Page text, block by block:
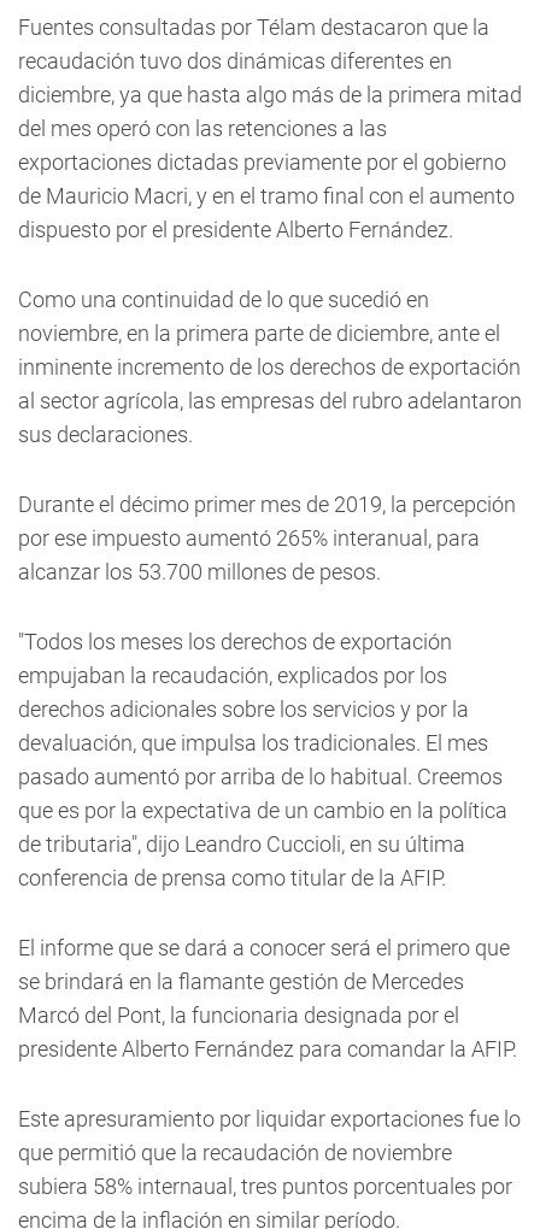
Fuentes consultadas por Télam destacaron que la
recaudación tuvo dos dinámicas diferentes en
diciembre, ya que hasta algo más de la primera mitad
del mes operó con las retenciones a las
exportaciones dictadas previamente por el gobierno
de Mauricio Macri, y en el tramo final con el aumento
dispuesto por el presidente Alberto Fernández.
Como una continuidad de lo que sucedió en
noviembre, en la primera parte de diciembre, ante el
inminente incremento de los derechos de exportación
al sector agrícola, las empresas del rubro adelantaron
sus declaraciones.
Durante el décimo primer mes de 2019, la percepción
por ese impuesto aumentó 265% interanual, para
alcanzar los 53.700 millones de pesos.
"Todos los meses los derechos de exportación
empujaban la recaudación, explicados por los
derechos adicionales sobre los servicios y por la
devaluación, que impulsa los tradicionales. El mes
pasado aumentó por arriba de lo habitual. Creemos
que es por la expectativa de un cambio en la política
de tributaria", dijo Leandro Cuccioli, en su última
conferencia de prensa como titular de la AFIP.
El informe que se dará a conocer será el primero que
se brindará en la flamante gestión de Mercedes
Marcó del Pont, la funcionaria designada por el
presidente Alberto Fernández para comandar la AFIP.
Este apresuramiento por liquidar exportaciones fue lo
que permitió que la recaudación de noviembre
subiera 58% internaual, tres puntos porcentuales por
encima de la inflación en similar período.